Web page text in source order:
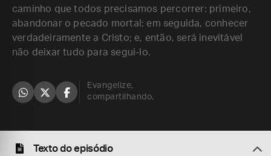
caminho que todos precisamos percorrer: primeiro,
abandonar o pecado mortal; em seguida, conhecer
verdadeiramente a Cristo; e, então, será inevitável
não deixar tudo para segui-lo.
Evangelize,
compartilhando.
Texto do episódio